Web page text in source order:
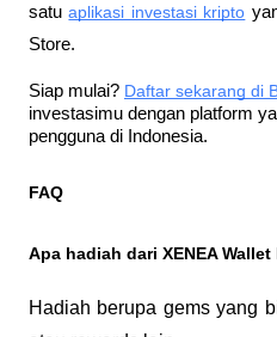
satu aplikasi investasi kripto
Store.
Siap mulai? Daftar sekarang di
investasimu dengan platform
pengguna di Indonesia.
FAQ
Apa hadiah dari XENEA
Hadiah berupa gems yang